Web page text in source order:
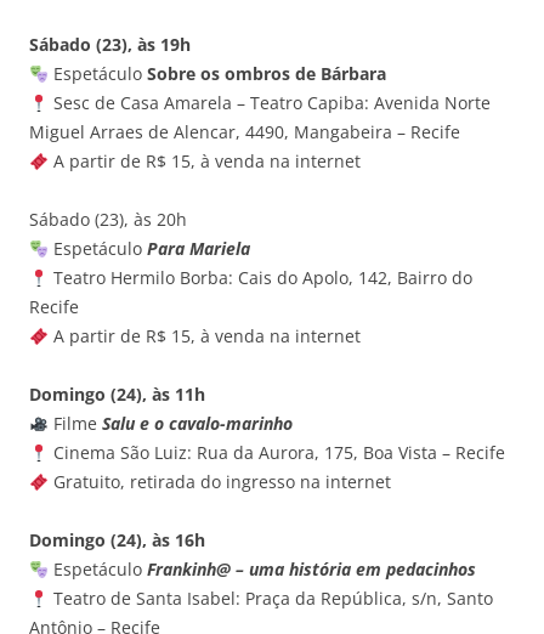
Sábado (23), às 19h
Espetáculo Sobre os ombros de Bárbara
Sesc de Casa Amarela – Teatro Capiba: Avenida Norte
Miguel Arraes de Alencar, 4490, Mangabeira – Recife
A partir de R$ 15, à venda na internet
Sábado (23), às 20h
Espetáculo Para Mariela
Teatro Hermilo Borba: Cais do Apolo, 142, Bairro do
Recife
A partir de R$ 15, à venda na internet
Domingo (24), às 11h
Filme Salu e o cavalo-marinho
Cinema São Luiz: Rua da Aurora, 175, Boa Vista – Recife
Gratuito, retirada do ingresso na internet
Domingo (24), às 16h
Espetáculo Frankinh@ – uma história em pedacinhos
Teatro de Santa Isabel: Praça da República, s/n, Santo
Antônio – Recife